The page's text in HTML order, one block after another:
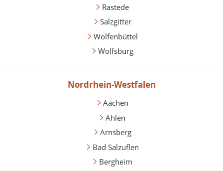
Rastede
Salzgitter
Wolfenbüttel
Wolfsburg
Nordrhein-Westfalen
Aachen
Ahlen
Arnsberg
Bad Salzuflen
Bergheim